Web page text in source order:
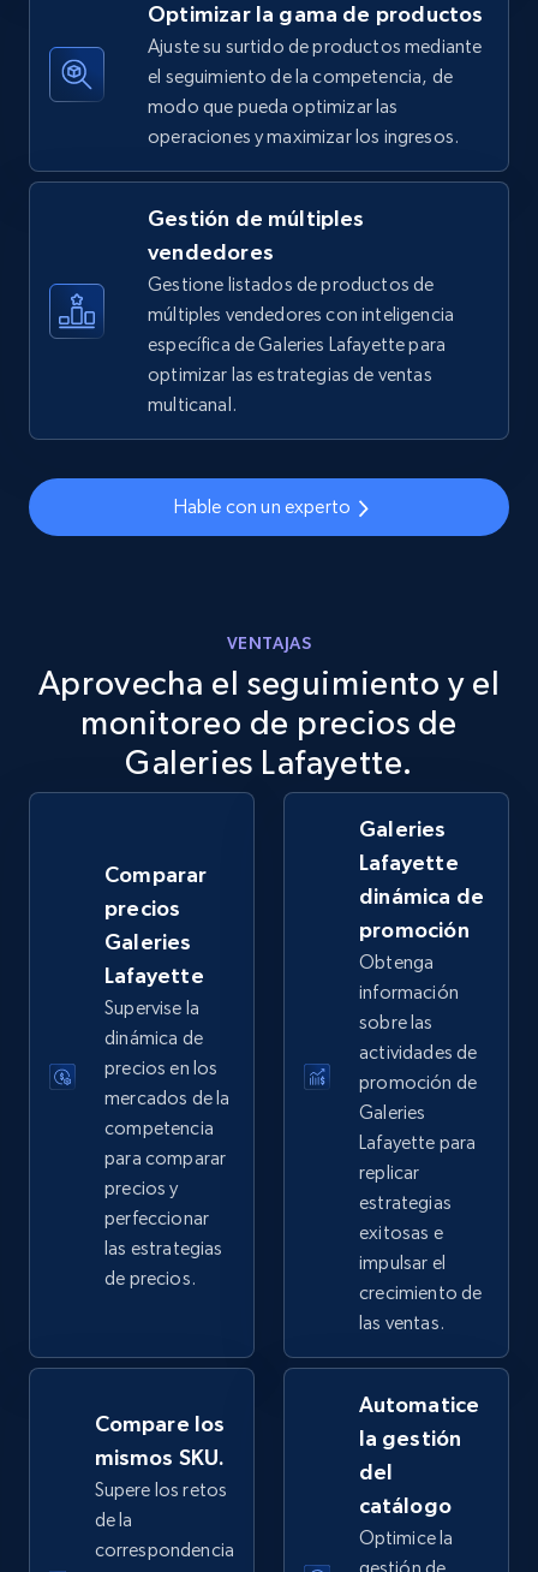
Comenzar ahora
TikTok Shop - discover records by shop url
URL, Title, Available, Description, Currency, Initial
price, Final price, Discount percent, and more.
5.4K+ 668+ Comenzar ahora
Amazon sellers info
Seller id, URL, Seller name, Description, Detailed
URL, Product id, Title, Seller name, Seller rating,
Seller reviews, Breadcrumbs, Root category, and
more.
eBay - Gather data on products using
specified keywords
URL, Product id, Title, Seller name, Seller rating,
Seller reviews, Breadcrumbs, Root category, and
more.
2.5K+ 359+ Comenzar ahora
eBay - Collect products from shops on eBay
URL, Product id, Title, Seller name, Seller rating,
Seller reviews, Breadcrumbs, Root category, and
eBay - Collect records by category
URL, Product id, Title, Seller name, Seller rating,
Seller reviews, Breadcrumbs, Root category, and
Optimizar la gama de productos
Ajuste su surtido de productos mediante
el seguimiento de la competencia, de
modo que pueda optimizar las
operaciones y maximizar los ingresos.
Gestión de múltiples
vendedores
Gestione listados de productos de
múltiples vendedores con inteligencia
específica de Galeries Lafayette para
optimizar las estrategias de ventas
multicanal.
Hable con un experto
VENTAJAS
Aprovecha el seguimiento y el
monitoreo de precios de
Galeries Lafayette.
Comparar
precios
Galeries
Lafayette
Supervise la
dinámica de
precios en los
mercados de la
competencia
para comparar
precios y
perfeccionar
las estrategias
de precios.
Galeries
Lafayette
dinámica de
promoción
Obtenga
información
sobre las
actividades de
promoción de
Galeries
Lafayette para
replicar
estrategias
exitosas e
impulsar el
crecimiento de
las ventas.
Compare los
mismos SKU.
Supere los retos
de la
correspondencia
Automatice
la gestión
del
catálogo
Optimice la